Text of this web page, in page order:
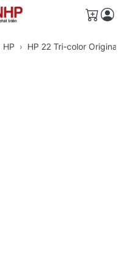
Giỏ
HP HP 22 Tri-color